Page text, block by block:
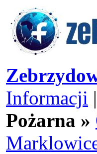
Informacji |
Pożarna »